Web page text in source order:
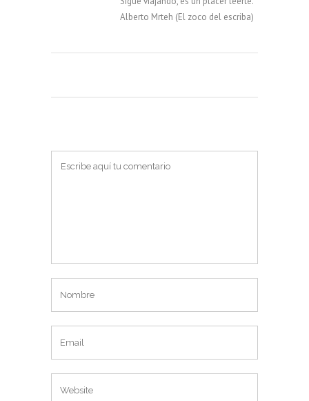
Alberto Mrteh (El zoco del escriba)